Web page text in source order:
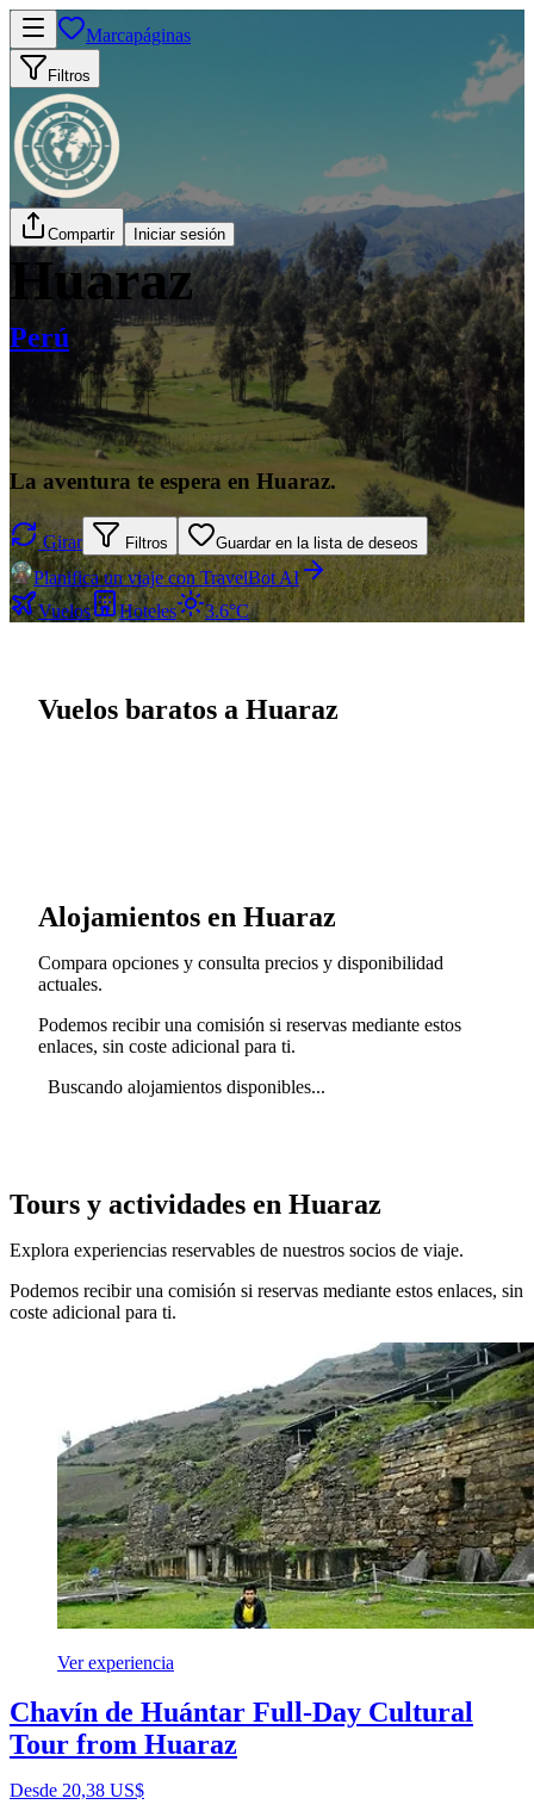
Marcapáginas
Filtros
Compartir Iniciar sesión
Huaraz
Perú
La aventura te espera en Huaraz.
Girar Filtros Guardar en la lista de deseos
Planifica un viaje con TravelBot AI
Vuelos
Hoteles 3.6°C
Vuelos baratos a Huaraz
Alojamientos en Huaraz
Compara opciones y consulta precios y disponibilidad
actuales.
Podemos recibir una comisión si reservas mediante estos
enlaces, sin coste adicional para ti.
Buscando alojamientos disponibles...
Tours y actividades en Huaraz
Explora experiencias reservables de nuestros socios de viaje.
Podemos recibir una comisión si reservas mediante estos enlaces, sin
coste adicional para ti.
Ver experiencia
Chavín de Huántar Full-Day Cultural
Tour from Huaraz
Desde 20,38 US$